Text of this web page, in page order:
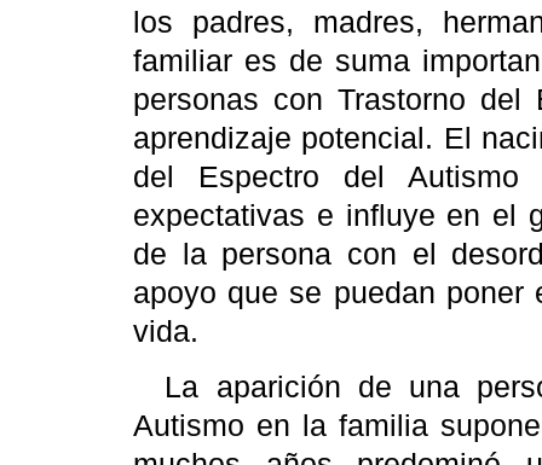
los padres, madres,
familiar es de suma
personas con Trastorno
aprendizaje potencial. El
del Espectro del
expectativas e influye en el
de la persona con el
apoyo que se puedan
vida.
La aparición de una
Autismo en la familia